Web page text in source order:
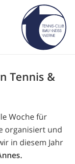
Tennis &
Woche für
organisiert und
in diesem Jahr